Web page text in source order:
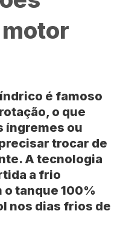
é famoso
o que
íngremes ou
trocar de
A tecnologia
a frio
tanque 100%
nos dias frios de